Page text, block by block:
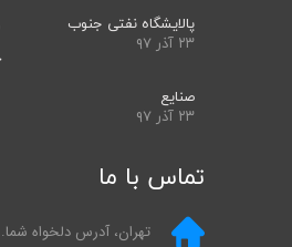
پالایشگاه نفتی جنوب
۲۳ آذر ۹۷
صنایع
۲۳ آذر ۹۷
تهران، آدرس دلخواه
تماس با ما